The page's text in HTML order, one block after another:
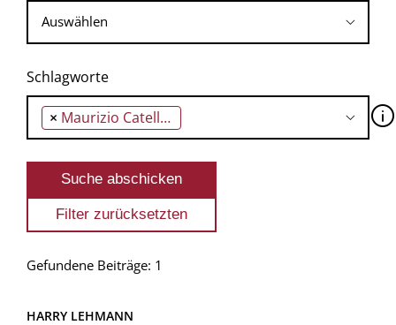
Schlagworte
× Maurizio Catellan 🛈
Gefundene Beiträge: 1
HARRY LEHMANN